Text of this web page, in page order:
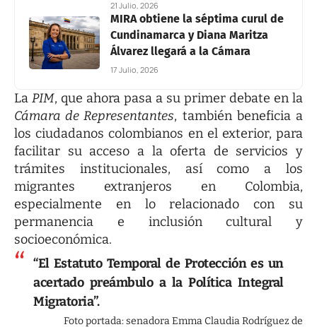
21 Julio, 2026
MIRA obtiene la séptima curul de
Cundinamarca y Diana Maritza
Álvarez llegará a la Cámara
17 Julio, 2026
La PIM, que ahora pasa a su primer debate en la
Cámara de Representantes, también beneficia a
los ciudadanos colombianos en el exterior, para
facilitar su acceso a la oferta de servicios y
trámites institucionales, así como a los
migrantes extranjeros en Colombia,
especialmente en lo relacionado con su
permanencia e inclusión cultural y
socioeconómica.
“El Estatuto Temporal de Protección es un
acertado preámbulo a la Política Integral
Migratoria”.
Foto portada: senadora Emma Claudia Rodríguez de